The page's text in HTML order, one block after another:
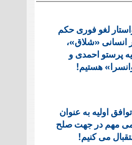
لغو فوری حکم
انسانی «شلاق»،
پرستو احمدی و
هستیم!
اولیه به عنوان
مهم در جهت صلح
می کنیم!